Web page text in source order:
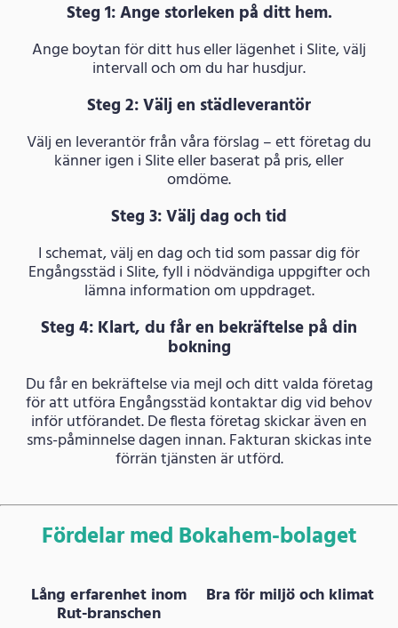
Steg 1: Ange storleken på ditt hem.
Ange boytan för ditt hus eller lägenhet i Slite, välj
intervall och om du har husdjur.
Steg 2: Välj en städleverantör
Välj en leverantör från våra förslag – ett företag du
känner igen i Slite eller baserat på pris, eller
omdöme.
Steg 3: Välj dag och tid
I schemat, välj en dag och tid som passar dig för
Engångsstäd i Slite, fyll i nödvändiga uppgifter och
lämna information om uppdraget.
Steg 4: Klart, du får en bekräftelse på din
bokning
Du får en bekräftelse via mejl och ditt valda företag
för att utföra Engångsstäd kontaktar dig vid behov
inför utförandet. De flesta företag skickar även en
sms-påminnelse dagen innan. Fakturan skickas inte
förrän tjänsten är utförd.
Fördelar med Bokahem-bolaget
Lång erfarenhet inom
Rut-branschen
Bra för miljö och klimat